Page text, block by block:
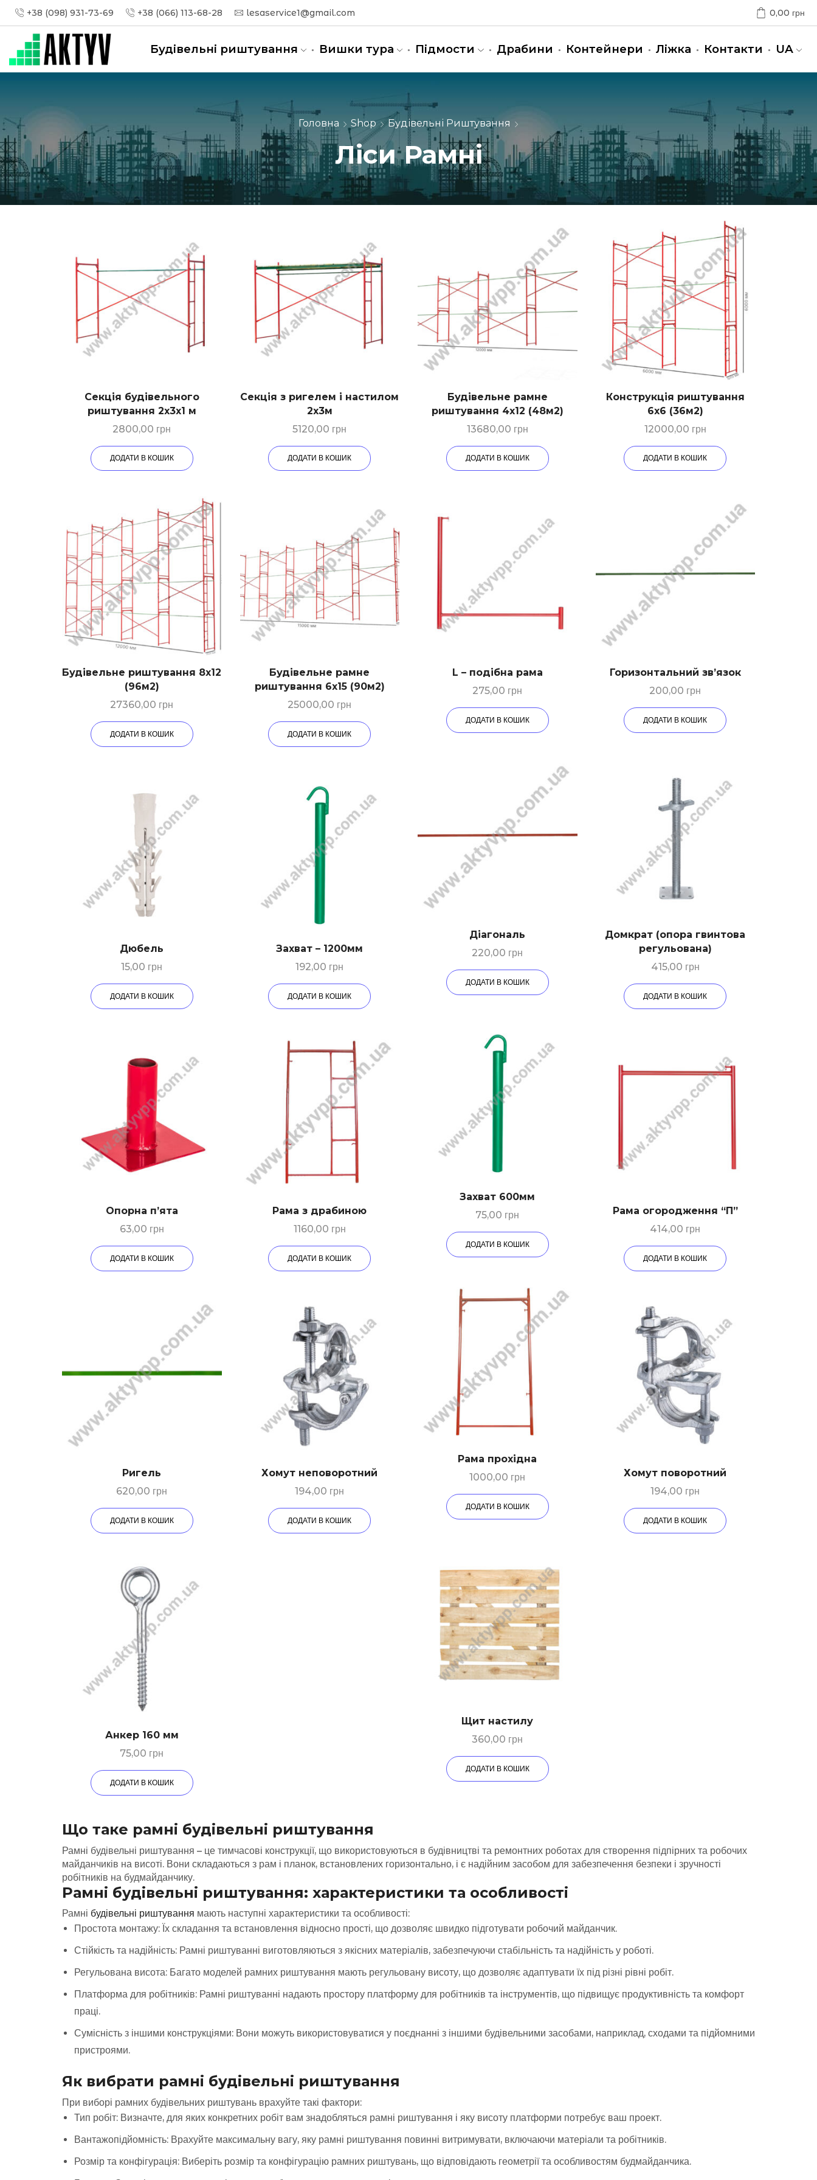
+38 (098) 931-73-69 +38 (066) 113-68-28 lesaservice1@gmail.com 0,00 грн
Будівельні риштування Вишки тура Підмости Драбини Контейнери Ліжка Контакти UA
Головна Shop Будівельні Риштування
Ліси Рамні
Секція будівельного
риштування 2х3х1 м
2800,00 грн
ДОДАТИ В КОШИК
Секція з ригелем і настилом
2х3м
5120,00 грн
ДОДАТИ В КОШИК
Будівельне рамне
риштування 4х12 (48м2)
13680,00 грн
ДОДАТИ В КОШИК
Конструкція риштування
6х6 (36м2)
12000,00 грн
ДОДАТИ В КОШИК
Будівельне риштування 8х12
(96м2)
27360,00 грн
ДОДАТИ В КОШИК
Будівельне рамне
риштування 6х15 (90м2)
25000,00 грн
ДОДАТИ В КОШИК
L – подібна рама
275,00 грн
ДОДАТИ В КОШИК
Горизонтальний зв’язок
200,00 грн
ДОДАТИ В КОШИК
Діагональ
220,00 грн
ДОДАТИ В КОШИК
Домкрат (опора гвинтова
регульована)
415,00 грн
ДОДАТИ В КОШИК
Дюбeль
15,00 грн
ДОДАТИ В КОШИК
Захват – 1200мм
192,00 грн
ДОДАТИ В КОШИК
Захват 600мм
75,00 грн
ДОДАТИ В КОШИК
Опорна п’ята
63,00 грн
ДОДАТИ В КОШИК
Рама з драбиною
1160,00 грн
ДОДАТИ В КОШИК
Рама огородження “П”
414,00 грн
ДОДАТИ В КОШИК
Рама прохідна
1000,00 грн
ДОДАТИ В КОШИК
Ригeль
620,00 грн
ДОДАТИ В КОШИК
Хомут неповоротний
194,00 грн
ДОДАТИ В КОШИК
Хомут поворотний
194,00 грн
ДОДАТИ В КОШИК
Щит настилу
360,00 грн
ДОДАТИ В КОШИК
Анкер 160 мм
75,00 грн
ДОДАТИ В КОШИК
Що таке рамні будівельні риштування
Рамні будівельні риштування – це тимчасові конструкції, що використовуються в будівництві та ремонтних роботах для створення підпірних та робочих
майданчиків на висоті. Вони складаються з рам і планок, встановлених горизонтально, і є надійним засобом для забезпечення безпеки і зручності
робітників на будмайданчику.
Рамні будівельні риштування: характеристики та особливості
Рамні будівельні риштування мають наступні характеристики та особливості:
Простота монтажу: Їх складання та встановлення відносно прості, що дозволяє швидко підготувати робочий майданчик.
Стійкість та надійність: Рамні риштуванні виготовляються з якісних матеріалів, забезпечуючи стабільність та надійність у роботі.
Регульована висота: Багато моделей рамних риштування мають регульовану висоту, що дозволяє адаптувати їх під різні рівні робіт.
Платформа для робітників: Рамні риштуванні надають простору платформу для робітників та інструментів, що підвищує продуктивність та комфорт
праці.
Сумісність з іншими конструкціями: Вони можуть використовуватися у поєднанні з іншими будівельними засобами, наприклад, сходами та підйомними
пристроями.
Як вибрати рамні будівельні риштування
При виборі рамних будівельних риштувань врахуйте такі фактори:
Тип робіт: Визначте, для яких конкретних робіт вам знадобляться рамні риштування і яку висоту платформи потребує ваш проект.
Вантажопідйомність: Врахуйте максимальну вагу, яку рамні риштування повинні витримувати, включаючи матеріали та робітників.
Розмір та конфігурація: Виберіть розмір та конфігурацію рамних риштувань, що відповідають геометрії та особливостям будмайданчика.